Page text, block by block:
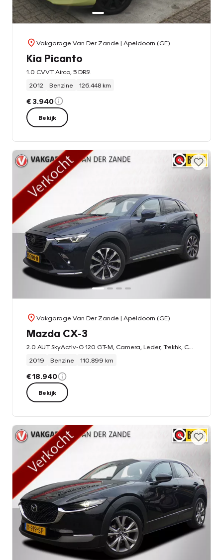
Vakgarage Van Der Zande | Apeldoorn (GE)
Kia Picanto
1.0 CVVT Airco, 5 DRS!
2012
Benzine 126.448 km
€ 3.940
Bekijk
Vakgarage Van Der Zande | Apeldoorn (GE)
Mazda CX-3
2019
Benzine 110.899 km
€ 18.940
Bekijk